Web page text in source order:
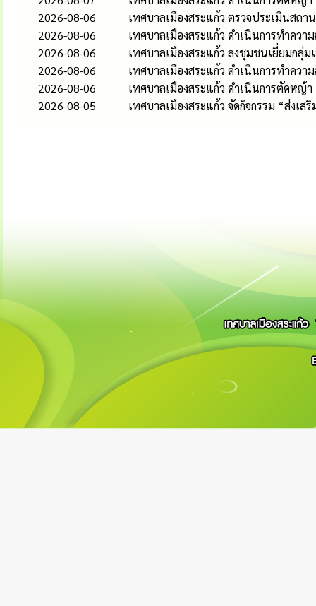
2026-08-06
เทศบาลเมืองสระแก้ว ตรวจประเมินสถ
2026-08-06
เทศบาลเมืองสระแก้ว ดำเนินการทำควา
2026-08-06
เทศบาลเมืองสระแก้ว ลงชุมชนเยี่ยมกลุ่ม
2026-08-06
เทศบาลเมืองสระแก้ว ดำเนินการทำควา
2026-08-06
เทศบาลเมืองสระแก้ว ดำเนินการตัดหญ้า
2026-08-05
เทศบาลเมืองสระแก้ว จัดกิจกรรม “ส่งเ